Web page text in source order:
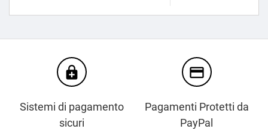
enhanced_encryption
Sistemi di pagamento
sicuri
credit_card
Pagamenti Protetti da
PayPal